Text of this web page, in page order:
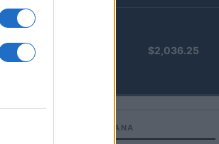
$2,036.25
PIÙ LETTI SETTIMANA